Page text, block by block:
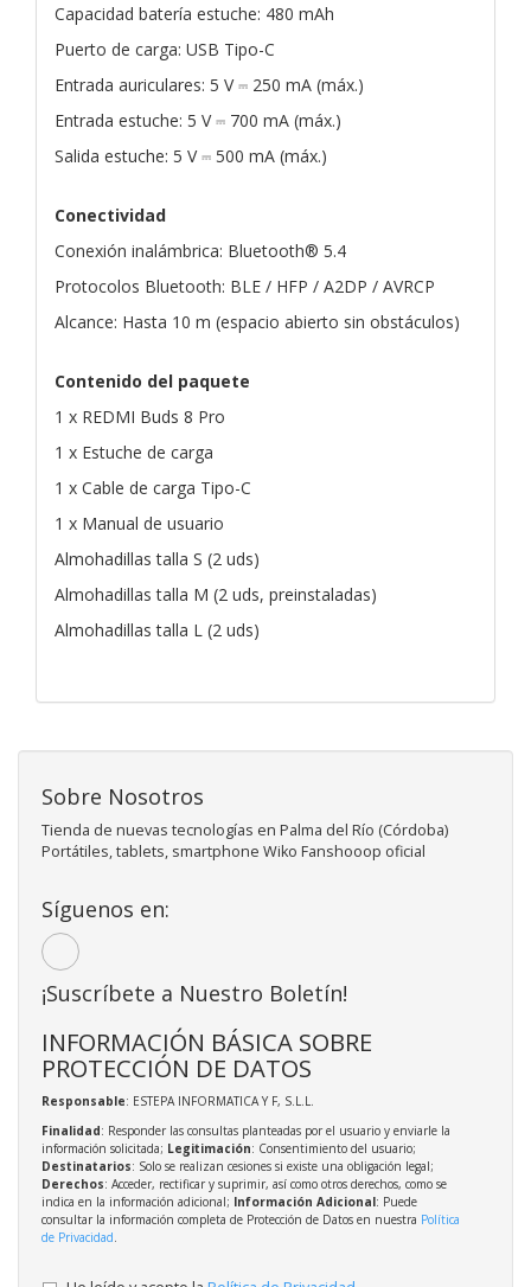
Capacidad batería estuche: 480 mAh
Puerto de carga: USB Tipo-C
Entrada auriculares: 5 V ⎓ 250 mA (máx.)
Entrada estuche: 5 V ⎓ 700 mA (máx.)
Salida estuche: 5 V ⎓ 500 mA (máx.)
Conectividad
Conexión inalámbrica: Bluetooth® 5.4
Protocolos Bluetooth: BLE / HFP / A2DP / AVRCP
Alcance: Hasta 10 m (espacio abierto sin obstáculos)
Contenido del paquete
1 x REDMI Buds 8 Pro
1 x Estuche de carga
1 x Cable de carga Tipo-C
1 x Manual de usuario
Almohadillas talla S (2 uds)
Almohadillas talla M (2 uds, preinstaladas)
Almohadillas talla L (2 uds)
Sobre Nosotros
Tienda de nuevas tecnologías en Palma del Río (Córdoba)
Portátiles, tablets, smartphone Wiko Fanshooop oficial
Síguenos en:
¡Suscríbete a Nuestro Boletín!
INFORMACIÓN BÁSICA SOBRE
PROTECCIÓN DE DATOS
Responsable: ESTEPA INFORMATICA Y F, S.L.L.
Finalidad: Responder las consultas planteadas por el usuario y enviarle la
información solicitada; Legitimación: Consentimiento del usuario;
Destinatarios: Solo se realizan cesiones si existe una obligación legal;
Derechos: Acceder, rectificar y suprimir, así como otros derechos, como se
indica en la información adicional; Información Adicional: Puede
consultar la información completa de Protección de Datos en nuestra Política
de Privacidad